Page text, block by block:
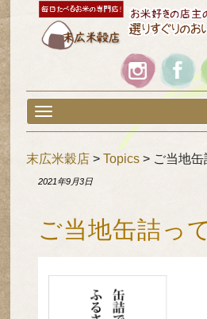
Skip
to
content
ロ
ゴ
ア
イ
コ
ン
o
g
v
i
末広米穀店> Topics> ご当地缶
2021年9月3日
ご当地缶詰っ